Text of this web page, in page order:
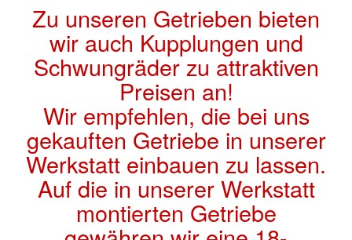
Zu unseren Getrieben bieten
wir auch Kupplungen und
Schwungräder zu attraktiven
Preisen an!
Wir empfehlen, die bei uns
gekauften Getriebe in unserer
Werkstatt einbauen zu lassen.
Auf die in unserer Werkstatt
montierten Getriebe